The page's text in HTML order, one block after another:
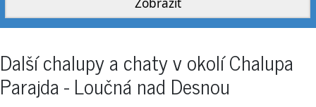
Další chalupy a chaty v okolí Chalupa
Parajda - Loučná nad Desnou